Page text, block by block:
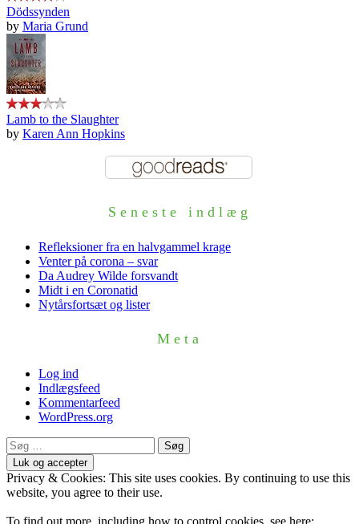
Dödssynden
by Maria Grund
Lamb to the Slaughter
by Karen Ann Hopkins
Seneste indlæg
Refleksioner fra en halvgammel krage
Venter på corona – svar
Da Audrey Wilde forsvandt
Midt i en Coronatid
Nytårsfortsæt og lister
Meta
Log ind
Indlægsfeed
Kommentarfeed
WordPress.org
Søg
efter:
Privacy & Cookies: This site uses cookies. By continuing to use this
website, you agree to their use.